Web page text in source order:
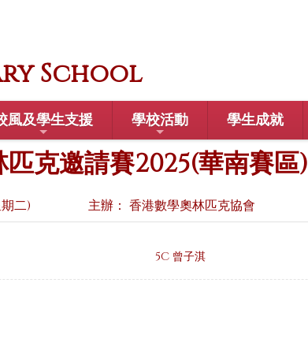
School
風及學生支援 學校活動 學生成就
匹克邀請賽2025(華南賽區)
二) 主辦： 香港數學奧林匹克協會
5C 曾子淇